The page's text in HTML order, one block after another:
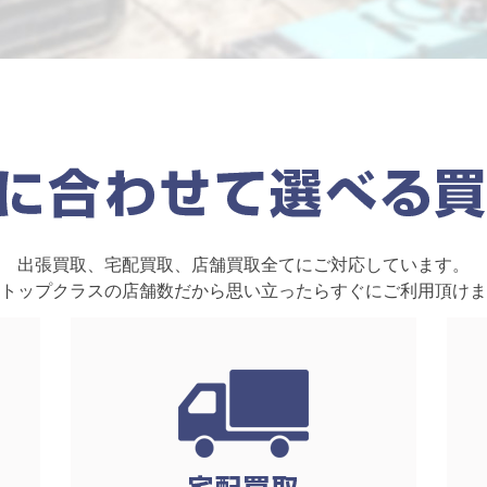
出張買取、宅配買取、店舗買取全てにご対応しています。
ップクラスの店舗数だから思い立ったらすぐにご利用頂け